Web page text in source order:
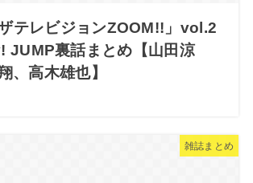
ザテレビジョンZOOM!!」vol.2
JUMP裏話まとめ【山田涼
、高木雄也】
雑誌まとめ